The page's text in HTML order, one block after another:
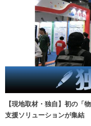
【現地取材・独自】初の「
支援ソリューションが集結